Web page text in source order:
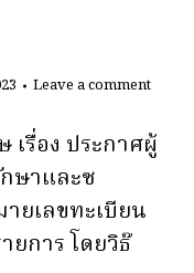
Leave a comment
เรื่อง ประกาศผู้
ษาและซ
ยเลขทะเบียน
ยการ โดยวิธ๊